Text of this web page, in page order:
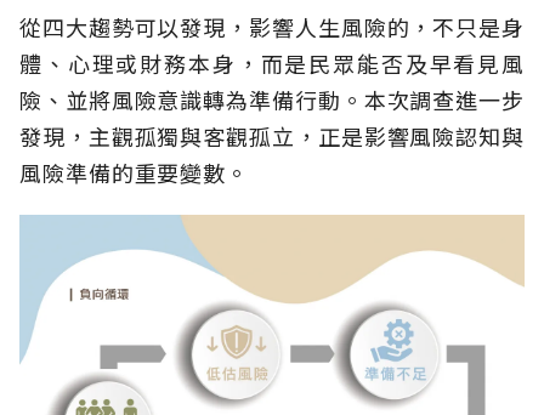
從四大趨勢可以發現，影響人生風險的，不只是身
體、心理或財務本身，而是民眾能否及早看見風
險、並將風險意識轉為準備行動。本次調查進一步
發現，主觀孤獨與客觀孤立，正是影響風險認知與
風險準備的重要變數。